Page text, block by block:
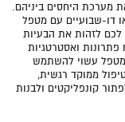
מערכת היחסים ביניהם.
דו-שבועיים עם מטפל
לזהות את הבעיות
ואסטרטגיות
עשוי להשתמש
טיפול ממוקד רגשית,
קונפליקטים ולבנות